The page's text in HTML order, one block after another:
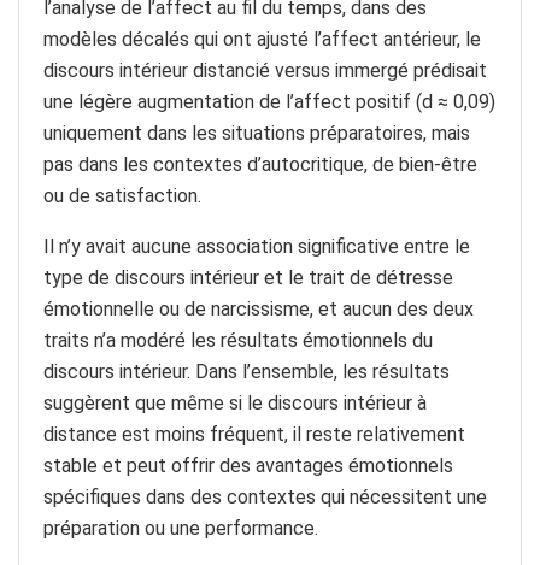
l’analyse de l’affect au fil du temps, dans des
modèles décalés qui ont ajusté l’affect antérieur, le
discours intérieur distancié versus immergé prédisait
une légère augmentation de l’affect positif (d ≈ 0,09)
uniquement dans les situations préparatoires, mais
pas dans les contextes d’autocritique, de bien-être
ou de satisfaction.
Il n’y avait aucune association significative entre le
type de discours intérieur et le trait de détresse
émotionnelle ou de narcissisme, et aucun des deux
traits n’a modéré les résultats émotionnels du
discours intérieur. Dans l’ensemble, les résultats
suggèrent que même si le discours intérieur à
distance est moins fréquent, il reste relativement
stable et peut offrir des avantages émotionnels
spécifiques dans des contextes qui nécessitent une
préparation ou une performance.